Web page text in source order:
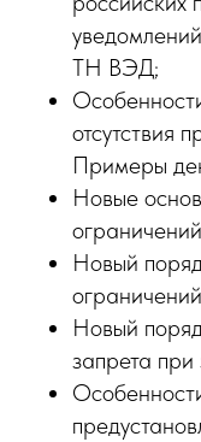
ТН ВЭД;
отсутствия
Примеры
Новые
Новый
Новый
запрета